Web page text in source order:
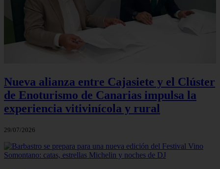
Nueva alianza entre Cajasiete y el Clúster
de Enoturismo de Canarias impulsa la
experiencia vitivinícola y rural
29/07/2026